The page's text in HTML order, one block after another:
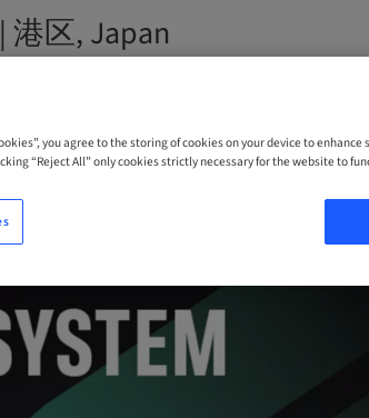
港区, Japan
you agree to the storing of cookies on your device to
“Reject All” only cookies strictly necessary for the website to